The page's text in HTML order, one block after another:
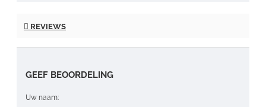
REVIEWS
GEEF BEOORDELING
Uw naam: